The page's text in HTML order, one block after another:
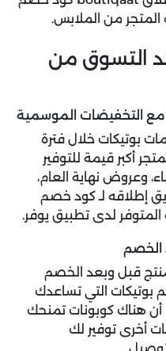
التسوق من
بوتيكات خلال فترة
أكبر قيمة للتوفير
وعروض نهاية العام،
إطلاقه لـ كود خصم
الخصم
قبل وبعد الخصم
بوتيكات التي تساعدك
أن هناك كوبونات تمنحك
أخرى توفير لك